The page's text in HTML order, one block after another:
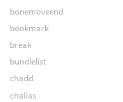
bonemoveend
bookmark
break
bundlelist
chadd
chalias